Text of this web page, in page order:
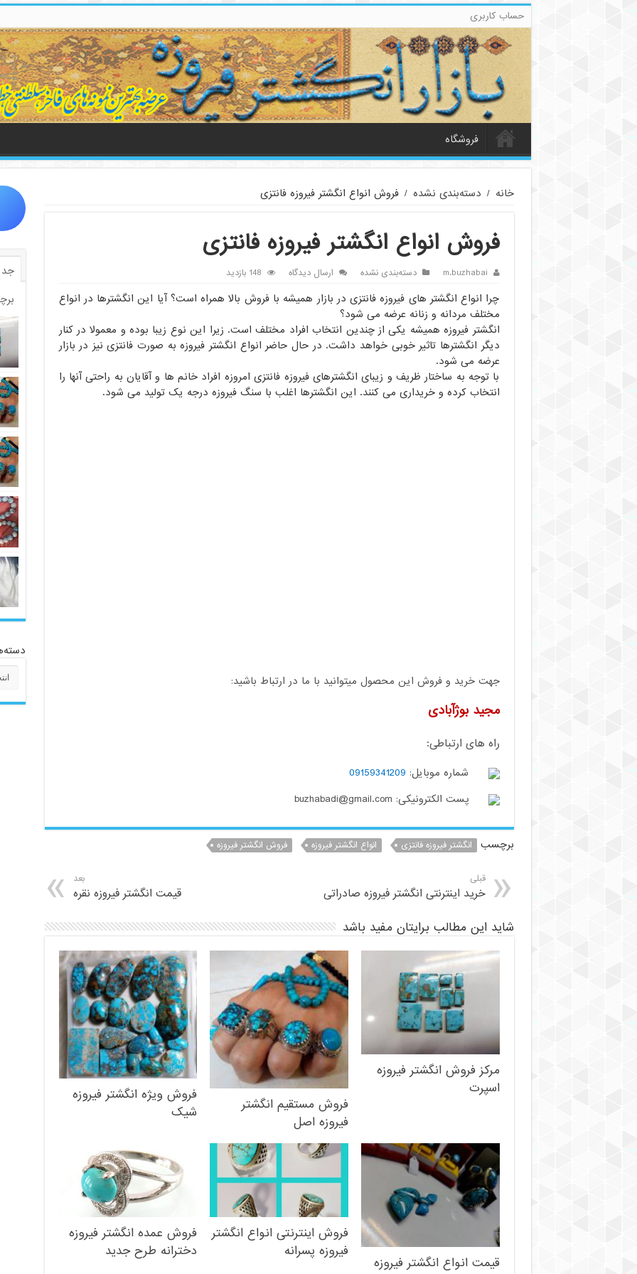
حساب کاربری
فروشگاه
خانه / دسته‌بندی نشده / فروش انواع انگشتر فیروزه فانتزی
فروش انواع انگشتر فیروزه فانتزی
m.buzhabai دسته‌بندی نشده ارسال دیدگاه 148 بازدید
چرا انواع انگشتر های فیروزه فانتزی در بازار همیشه با فروش بالا همراه است؟ آیا این انگشترها در انواع
مختلف مردانه و زنانه عرضه می شود؟
انگشتر فیروزه همیشه یکی از چندین انتخاب افراد مختلف است. زیرا این نوع زیبا بوده و معمولا در کنار
دیگر انگشترها تاثیر خوبی خواهد داشت. در حال حاضر انواع انگشتر فیروزه به صورت فانتزی نیز در بازار
عرضه می شود.
با توجه به ساختار ظریف و زیبای انگشترهای فیروزه فانتزی امروزه افراد خانم ها و آقایان به راحتی آنها را
انتخاب کرده و خریداری می کنند. این انگشترها اغلب با سنگ فیروزه درجه یک تولید می شود.
جهت خرید و فروش این محصول میتوانید با ما در ارتباط باشید:
مجید بوژآبادی
راه های ارتباطی:
شماره موبایل: 09159341209
پست الکترونیکی: buzhabadi@gmail.com
برچسب انگشتر فیروزه فانتزی انواع انگشتر فیروزه فروش انگشتر فیروزه
قبلی
خرید اینترنتی انگشتر فیروزه صادراتی
بعد
قیمت انگشتر فیروزه نقره
شاید این مطالب برایتان مفید باشد
مرکز فروش انگشتر فیروزه
اسپرت
فروش مستقیم انگشتر
فیروزه اصل
فروش ویژه انگشتر فیروزه
شیک
قیمت انواع انگشتر فیروزه
فروش اینترنتی انواع انگشتر
فیروزه پسرانه
فروش عمده انگشتر فیروزه
دخترانه طرح جدید